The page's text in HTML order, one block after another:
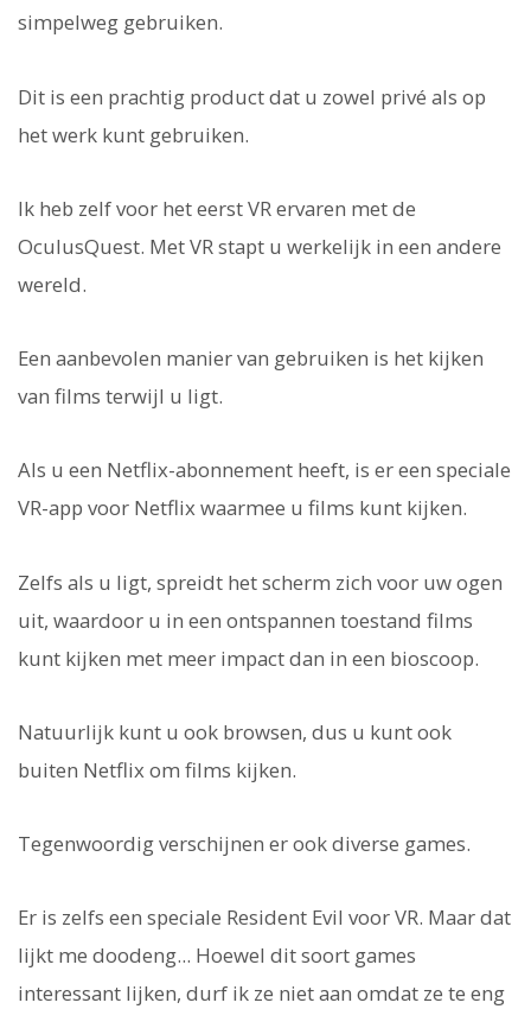
simpelweg gebruiken.
Dit is een prachtig product dat u zowel privé als op
het werk kunt gebruiken.
Ik heb zelf voor het eerst VR ervaren met de
OculusQuest. Met VR stapt u werkelijk in een andere
wereld.
Een aanbevolen manier van gebruiken is het kijken
van films terwijl u ligt.
Als u een Netflix-abonnement heeft, is er een speciale
VR-app voor Netflix waarmee u films kunt kijken.
Zelfs als u ligt, spreidt het scherm zich voor uw ogen
uit, waardoor u in een ontspannen toestand films
kunt kijken met meer impact dan in een bioscoop.
Natuurlijk kunt u ook browsen, dus u kunt ook
buiten Netflix om films kijken.
Tegenwoordig verschijnen er ook diverse games.
Er is zelfs een speciale Resident Evil voor VR. Maar dat
lijkt me doodeng... Hoewel dit soort games
interessant lijken, durf ik ze niet aan omdat ze te eng